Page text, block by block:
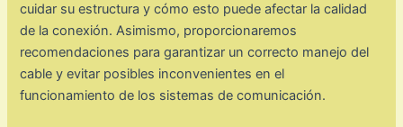
cuidar su estructura y cómo esto puede afectar la calidad
de la conexión. Asimismo, proporcionaremos
recomendaciones para garantizar un correcto manejo del
cable y evitar posibles inconvenientes en el
funcionamiento de los sistemas de comunicación.